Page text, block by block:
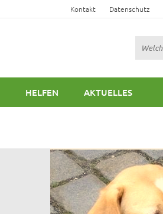
Kontakt Datenschutz
HELFEN AKTUELLES